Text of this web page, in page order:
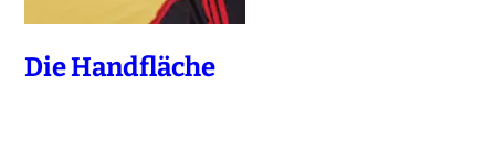
Die Handfläche